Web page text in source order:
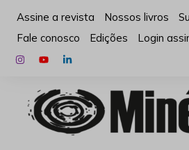
para
conteúdo
Assine a revista Nossos livros
Fale conosco
Edições Login